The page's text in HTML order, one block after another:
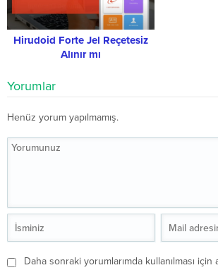
Hirudoid Forte Jel Reçetesiz
Alınır mı
Yorumlar
Henüz yorum yapılmamış.
Daha sonraki yorumlarımda kullanılması için